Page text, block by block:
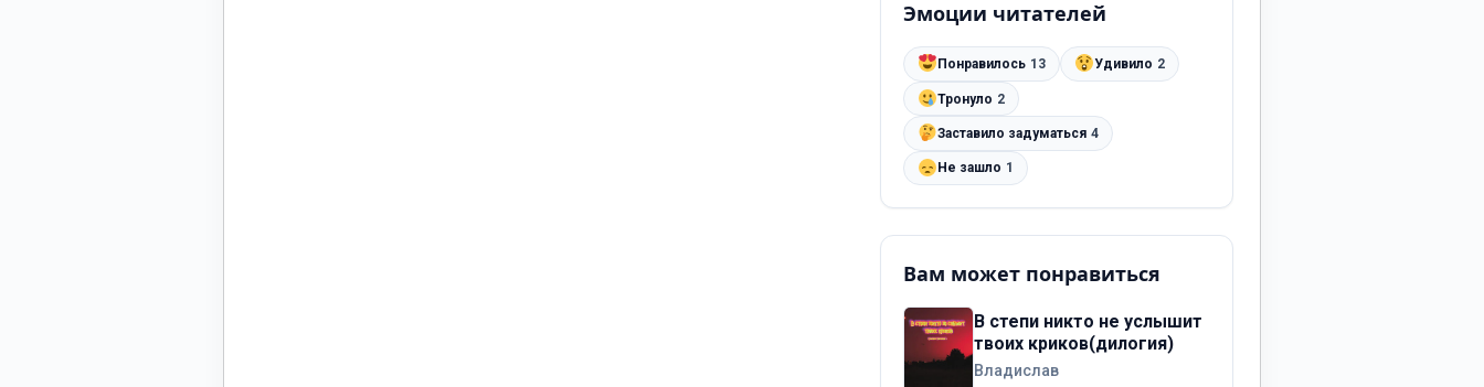
Эмоции читателей
Понравилось 13 Удивило 2
Тронуло 2
Заставило задуматься 4
Не зашло 1
Вам может понравиться
В степи никто не услышит
твоих криков(дилогия)
Владислав